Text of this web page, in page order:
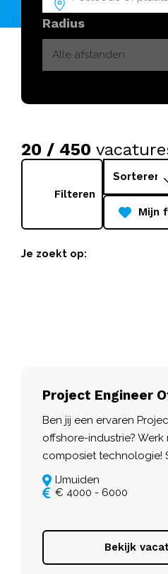
Radius
20 / 450
Filteren
Mijn
Je zoekt op:
Project Engineer
Ben jij een ervaren
offshore-industrie?
composiet technologie!
IJmuiden
€ 4000 - 6000
Bekijk